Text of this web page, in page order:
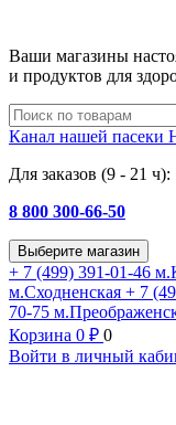
Ваши магазины
и продуктов для
Канал нашей пасеки
Для заказов (9 - 21 ч):
8 800 300-66-50
Выберите магазин
+ 7 (499) 391-01-46
м.Сходненская + 7
70-75
Корзина 0 ₽ 0
Войти в личный